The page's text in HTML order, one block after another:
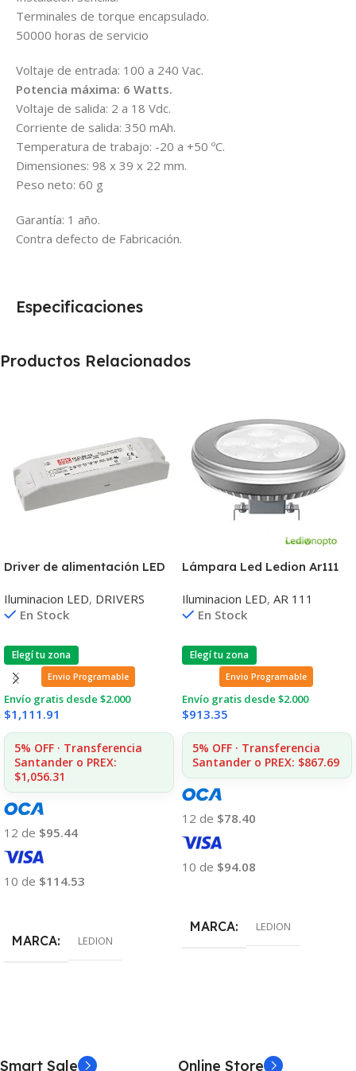
Terminales de torque encapsulado.
50000 horas de servicio
Voltaje de entrada: 100 a 240 Vac.
Potencia máxima: 6 Watts.
Voltaje de salida: 2 a 18 Vdc.
Corriente de salida: 350 mAh.
Temperatura de trabajo: -20 a +50 ºC.
Dimensiones: 98 x 39 x 22 mm.
Peso neto: 60 g
Garantía: 1 año.
Contra defecto de Fabricación.
Especificaciones
Productos Relacionados
Driver de alimentación LED
1.25A
Iluminacion LED, DRIVERS
En Stock
Elegí tu zona
Envio Programable
Envío gratis desde $2.000
$1,111.91
5% OFF · Transferencia
Santander o PREX:
$1,056.31
12 de $95.44
10 de $114.53
MARCA LEDION
Lámpara Led Ledion Ar111
Iluminacion LED, AR 111
En Stock
Elegí tu zona
Envio Programable
Envío gratis desde $2.000
$913.35
5% OFF · Transferencia
Santander o PREX: $867.69
12 de $78.40
10 de $94.08
MARCA LEDION
Smart Sale Online Store